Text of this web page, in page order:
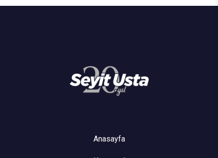
Anasayfa